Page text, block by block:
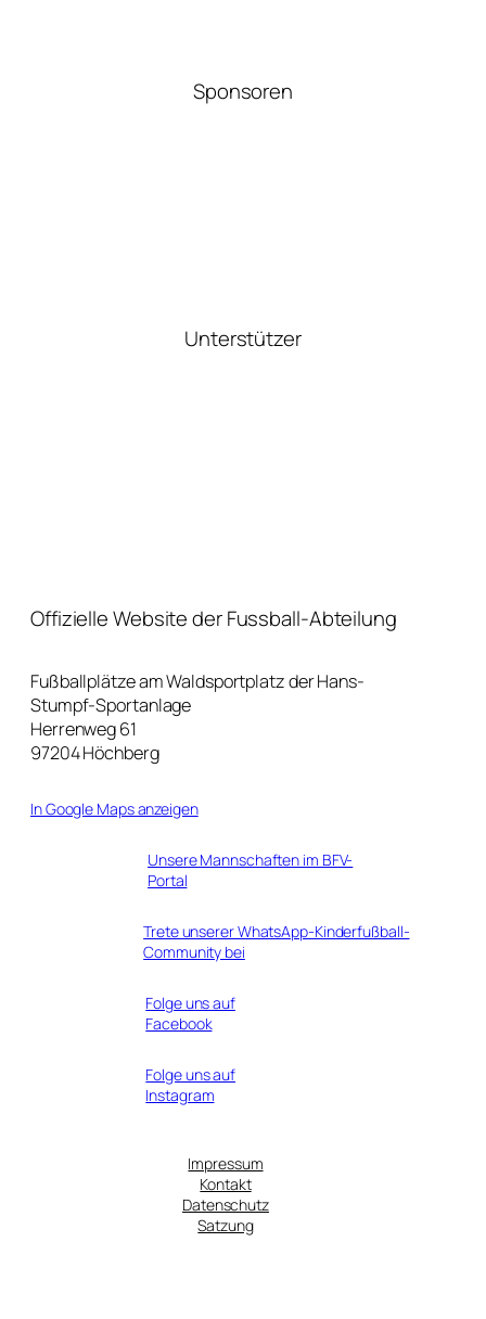
Sponsoren
Unterstützer
Offizielle Website der Fussball-Abteilung
Fußballplätze am Waldsportplatz der Hans-
Stumpf-Sportanlage
Herrenweg 61
97204 Höchberg
In Google Maps anzeigen
Unsere Mannschaften im BFV-
Portal
Trete unserer WhatsApp-Kinderfußball-
Community bei
Folge uns auf
Facebook
Folge uns auf
Instagram
Impressum
Kontakt
Datenschutz
Satzung